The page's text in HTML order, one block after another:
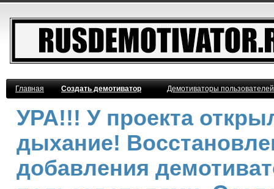
Главная Создать демотиватор Демотиваторы
УРА!!! У проекта
дыхание!
добавления